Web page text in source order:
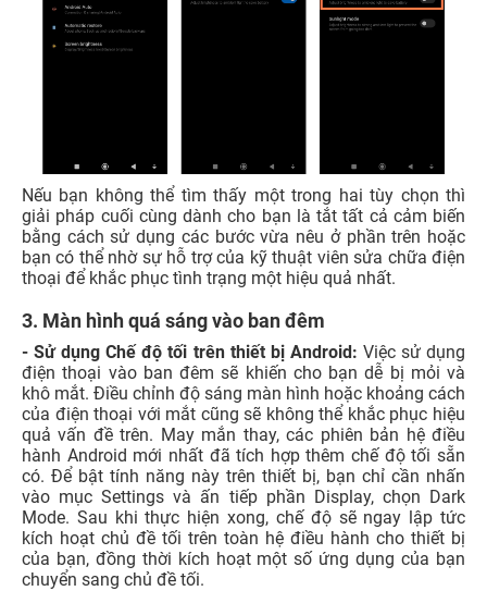
Nếu bạn không thể tìm thấy một trong hai tùy chọn thì
giải pháp cuối cùng dành cho bạn là tắt tất cả cảm biến
bằng cách sử dụng các bước vừa nêu ở phần trên hoặc
bạn có thể nhờ sự hỗ trợ của kỹ thuật viên sửa chữa điện
thoại để khắc phục tình trạng một hiệu quả nhất.
3. Màn hình quá sáng vào ban đêm
- Sử dụng Chế độ tối trên thiết bị Android: Việc sử dụng
điện thoại vào ban đêm sẽ khiến cho bạn dễ bị mỏi và
khô mắt. Điều chỉnh độ sáng màn hình hoặc khoảng cách
của điện thoại với mắt cũng sẽ không thể khắc phục hiệu
quả vấn đề trên. May mắn thay, các phiên bản hệ điều
hành Android mới nhất đã tích hợp thêm chế độ tối sẵn
có. Để bật tính năng này trên thiết bị, bạn chỉ cần nhấn
vào mục Settings và ấn tiếp phần Display, chọn Dark
Mode. Sau khi thực hiện xong, chế độ sẽ ngay lập tức
kích hoạt chủ đề tối trên toàn hệ điều hành cho thiết bị
của bạn, đồng thời kích hoạt một số ứng dụng của bạn
chuyển sang chủ đề tối.